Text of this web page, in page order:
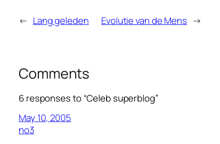
← Lang geleden Evolutie van de Mens →
Comments
6 responses to “Celeb superblog”
May 10, 2005
no3